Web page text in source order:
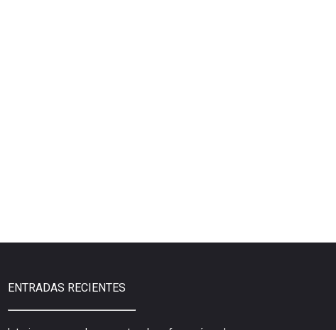
ENTRADAS RECIENTES